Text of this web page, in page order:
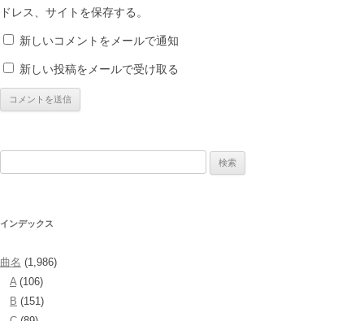
ドレス、サイトを保存する。
新しいコメントをメールで通知
新しい投稿をメールで受け取る
インデックス
曲名 (1,986)
A(106)
B (151)